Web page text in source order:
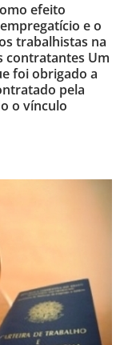
efeito
e o
trabalhistas na
contratantes Um
foi obrigado a
pela
o vínculo